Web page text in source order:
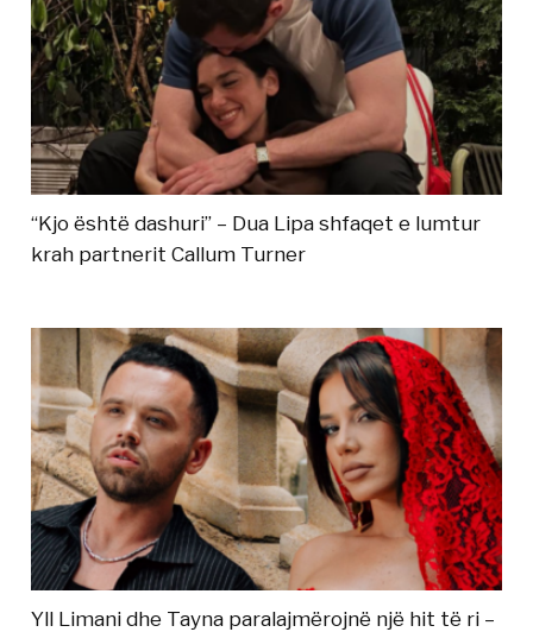
“Kjo është dashuri” – Dua Lipa shfaqet e lumtur
krah partnerit Callum Turner
Yll Limani dhe Tayna paralajmërojnë një hit të ri –